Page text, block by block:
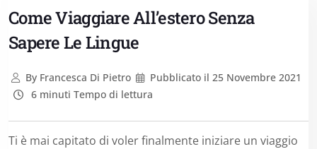
Come Viaggiare All’estero Senza
Sapere Le Lingue
ByFrancesca Di Pietro Pubblicato il 25 Novembre 2021
6 minuti Tempo di lettura
Ti è mai capitato di voler finalmente iniziare un viaggio